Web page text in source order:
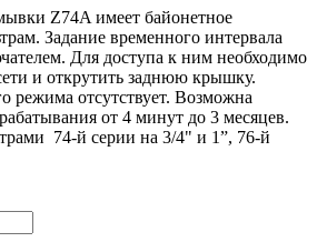
Z74A имеет байонетное
Задание временного интервала
Для доступа к ним необходимо
и открутить заднюю крышку.
режима отсутствует. Возможна
от 4 минут до 3 месяцев.
74-й серии на 3/4" и 1”, 76-й